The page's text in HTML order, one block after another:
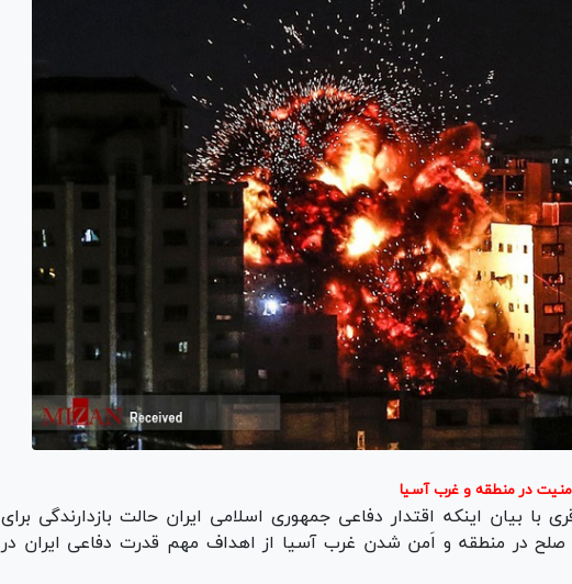
در منطقه و غرب آسیا
با بیان اینکه اقتدار دفاعی جمهوری اسلامی ایران حالت بازدارندگی برای
صلح در منطقه و اَمن شدن غرب آسیا از اهداف مهم قدرت دفاعی ایران در